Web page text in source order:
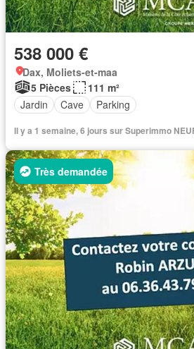
538 000 €
Dax, Moliets-et-maa
5 Pièces
111 m²
Jardin
Cave Parking
Il y a 1 semaine, 6 jours sur Superimmo
Très demandée